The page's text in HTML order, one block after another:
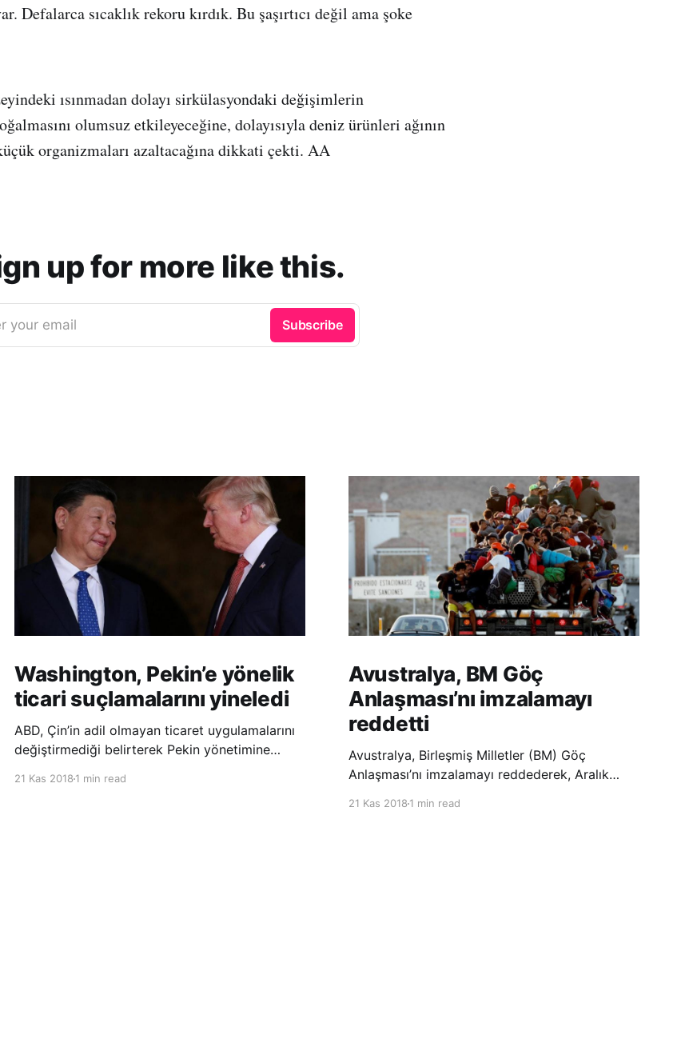
Defalarca sıcaklık rekoru kırdık. Bu şaşırtıcı değil ama şoke
ısınmadan dolayı sirkülasyondaki değişimlerin
olumsuz etkileyeceğine, dolayısıyla deniz ürünleri ağının
organizmaları azaltacağına dikkati çekti. AA
up for more like this.
your email Subscribe
Washington, Pekin’e yönelik
ticari suçlamalarını yineledi
ABD, Çin’in adil olmayan ticaret uygulamalarını
değiştirmediği belirterek Pekin yönetimine
21 Kas 20181 min read
Avustralya, BM Göç
Anlaşması’nı imzalamayı
reddetti
Avustralya, Birleşmiş Milletler (BM) Göç
Anlaşması’nı imzalamayı reddederek, Aralık
21 Kas 20181 min read